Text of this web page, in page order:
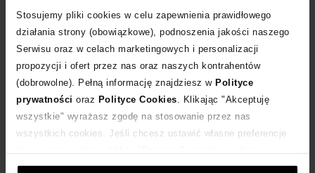
Stosujemy pliki cookies w celu zapewnienia prawidłowego
działania strony (obowiązkowe), podnoszenia jakości naszego
Serwisu oraz w celach marketingowych i personalizacji
propozycji i ofert przez nas oraz naszych kontrahentów
(dobrowolne). Pełną informację znajdziesz w Polityce
prywatności oraz Polityce Cookies . Klikając "Akceptuję
wszystkie" wyrażasz zgodę na stosowanie przez nas
wszystkich cookies. Jeśli chcesz ustawić własne preferencje
ustawienia prywatności.
Dostawa od 0 zł
14 dni na zwrot towaru
+221 punktówzyskujesz w Klubie Korzyści
Kup teraz, Zapłać później!